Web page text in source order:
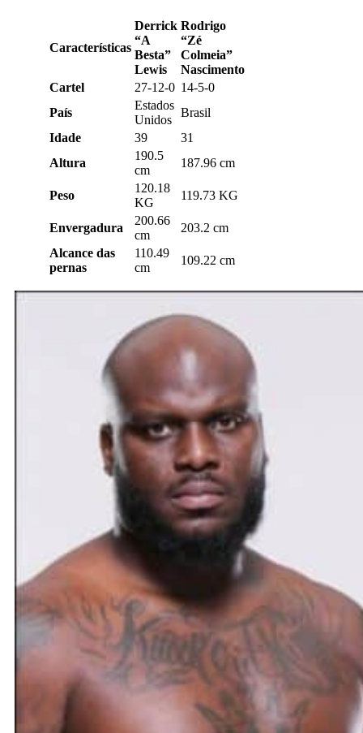
Características
Derrick
“A
Besta”
Lewis
Rodrigo
“Zé
Colmeia”
Nascimento
Cartel
27-12-0 14-5-0
País
Estados
Unidos
Brasil
Idade
39
31
Altura
190.5
cm
187.96 cm
Peso
120.18
KG
119.73 KG
Envergadura
200.66
cm
203.2 cm
Alcance das
pernas
110.49
cm
109.22 cm